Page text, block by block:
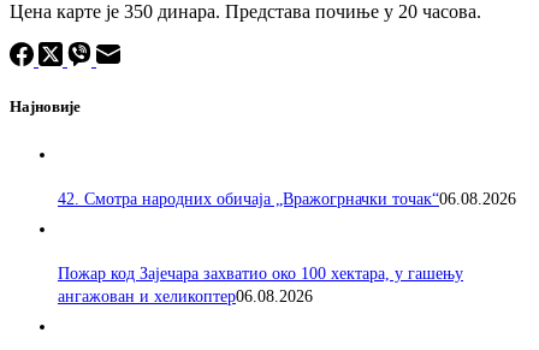
Цена карте је 350 динара. Представа почиње у 20 часова.
Најновије
42. Смотра народних обичаја „Вражогрначки точак“06.08.2026
Пожар код Зајечара захватио око 100 хектара, у гашењу
ангажован и хеликоптер06.08.2026